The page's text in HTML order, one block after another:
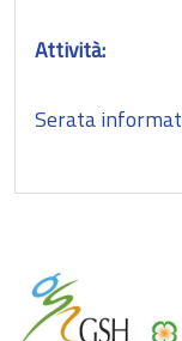
Attività:
Serata